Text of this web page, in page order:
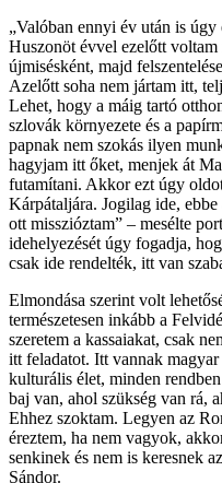
„Valóban ennyi év után is
Huszonöt évvel ezelőtt
újmisésként, majd
Azelőtt soha nem jártam itt,
Lehet, hogy a máig tartó
szlovák környezete és a
papnak nem szokás ilyen
hagyjam itt őket, menjek át
futamítani. Akkor ezt úgy
Kárpátaljára. Jogilag ide, ebbe
ott misszióztam” – mesélte
idehelyezését úgy fogadja,
csak ide rendelték, itt van
Elmondása szerint volt
természetesen inkább a
szeretem a kassaiakat, csak
itt feladatot. Itt vannak
kulturális élet, minden
baj van, ahol szükség van rá,
Ehhez szoktam. Legyen az
éreztem, ha nem vagyok,
senkinek és nem is keresnek
Sándor.